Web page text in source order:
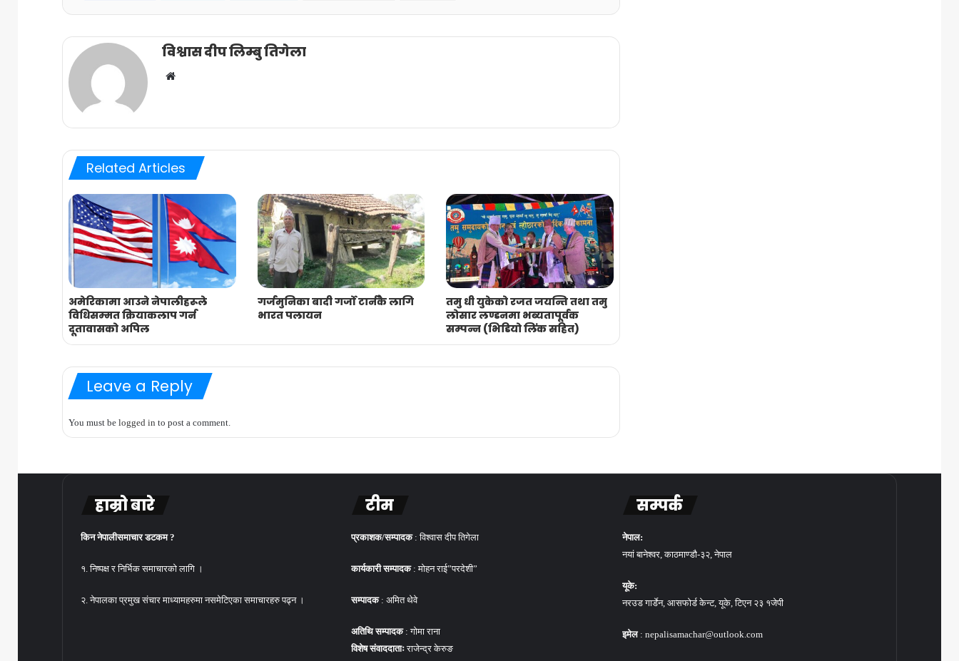
विश्वास दीप लिम्बु तिगेला
Website
Related Articles
अमेरिकामा आउने नेपालीहरूले
विधिसम्मत क्रियाकलाप गर्न
दूतावासको अपिल
गर्जमुनिका बादी गर्जो टार्नकै लागि
भारत पलायन
तमु धी युकेको रजत जयन्ति तथा तमु
लोसार लण्डनमा भब्यतापूर्वक
सम्पन्न (भिडियो लिंक सहित)
Leave a Reply
You must be logged in to post a comment.
हाम्रो बारे
किन नेपालीसमाचार डटकम ?
१. निष्पक्ष र निर्भिक समाचारको लागि ।
२. नेपालका प्रमुख संचार माध्यामहरुमा नसमेटिएका समाचारहरु पढ्न ।
टीम
प्रकाशक/सम्पादक : विश्वास दीप तिगेला
कार्यकारी सम्पादक: मोहन राई”परदेशी”
सम्पादक: अमित थेवे
अतिथि सम्पादक: गोमा राना
विशेष संवाददाताःराजेन्द्र केरुङ
सम्पर्क
नेपाल:
नयां बानेश्वर, काठमाण्डौ-३२, नेपाल
यूके:
नरउड गार्डेन, आसफोर्ड केन्ट, यूके, टिएन २३ १जेपी
इमेल: nepalisamachar@outlook.com